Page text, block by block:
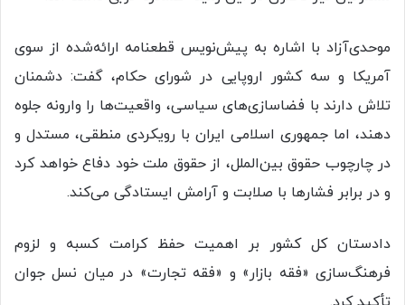
موحدی‌آزاد با اشاره به پیش‌نویس قطعنامه ارائه‌شده از سوی
آمریکا و سه کشور اروپایی در شورای حکام، گفت: دشمنان
تلاش دارند با فضاسازی‌های سیاسی، واقعیت‌ها را وارونه جلوه
دهند، اما جمهوری اسلامی ایران با رویکردی منطقی، مستدل و
در چارچوب حقوق بین‌الملل، از حقوق ملت خود دفاع خواهد کرد
و در برابر فشارها با صلابت و آرامش ایستادگی می‌کند.
دادستان کل کشور بر اهمیت حفظ کرامت کسبه و لزوم
فرهنگ‌سازی «فقه بازار» و «فقه تجارت» در میان نسل جوان